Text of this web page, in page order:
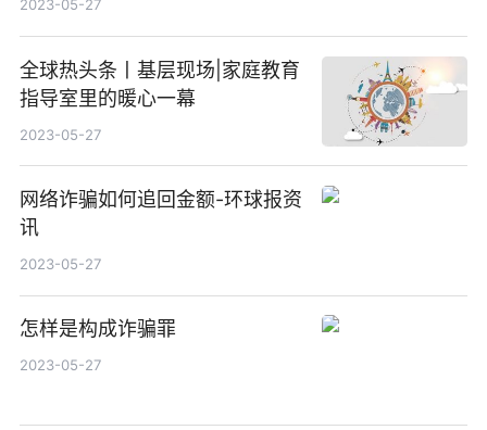
2023-05-27
全球热头条丨基层现场|家庭教育
指导室里的暖心一幕
2023-05-27
网络诈骗如何追回金额-环球报资
讯
2023-05-27
怎样是构成诈骗罪
2023-05-27